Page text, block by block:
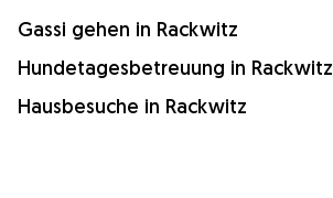
Gassi gehen in Rackwitz
Hundetagesbetreuung in Rackwitz
Hausbesuche in Rackwitz